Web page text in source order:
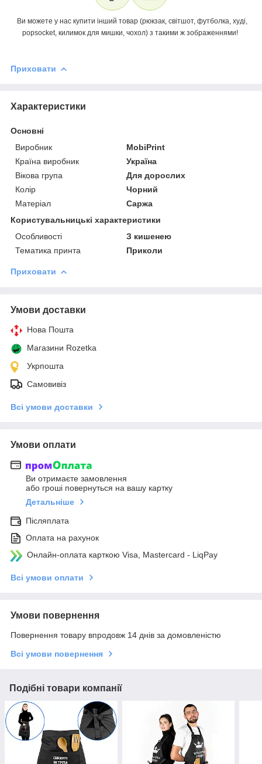
Ви можете у нас купити інший товар (рюкзак, світшот, футболка, худі,
popsocket, килимок для мишки, чохол) з такими ж зображеннями!
Приховати
Характеристики
Основні
Виробник
MobiPrint
Країна виробник
Україна
Вікова група
Для дорослих
Колір
Чорний
Матеріал
Саржа
Користувальницькі характеристики
Особливості
З кишенею
Тематика принта
Приколи
Приховати
Умови доставки
Нова Пошта
Магазини Rozetka
Укрпошта
Самовивіз
Всі умови доставки
Умови оплати
Ви отримаєте замовлення
або гроші повернуться на вашу картку
Детальніше
Післяплата
Оплата на рахунок
Онлайн-оплата карткою Visa, Mastercard - LiqPay
Всі умови оплати
Умови повернення
Повернення товару впродовж 14 днів за домовленістю
Всі умови повернення
Подібні товари компанії